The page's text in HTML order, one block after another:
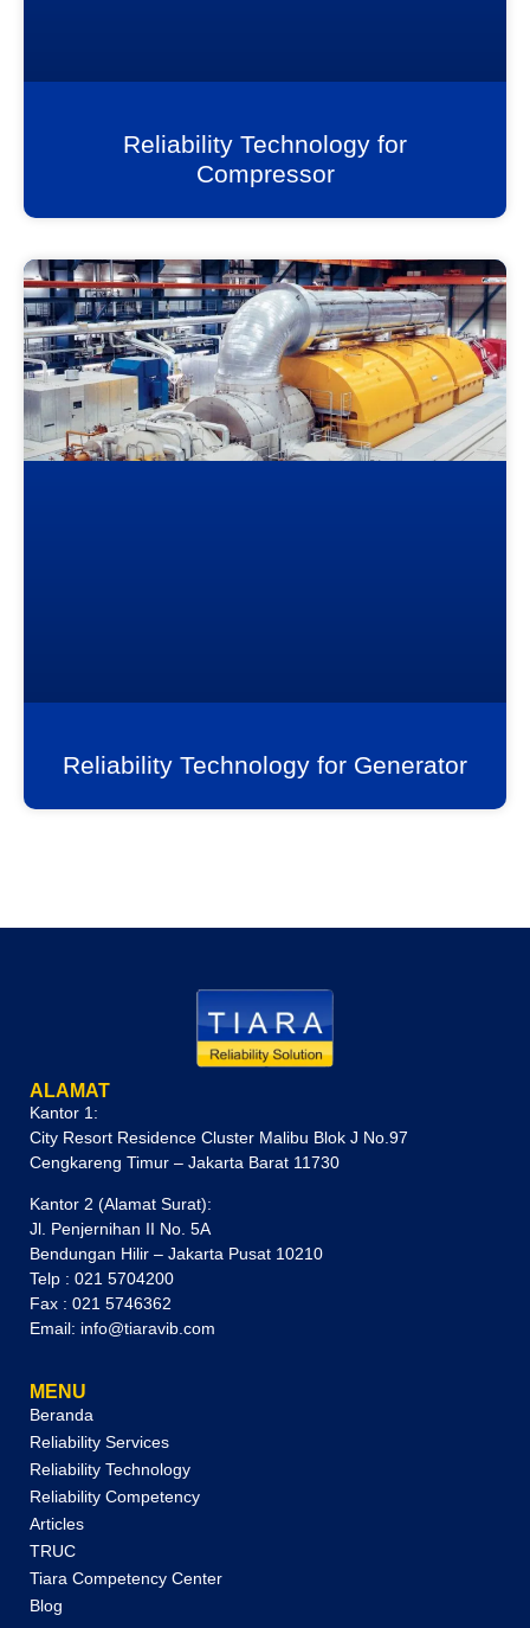
Reliability Technology for
Compressor
Reliability Technology for Generator
ALAMAT
Kantor 1:
City Resort Residence Cluster Malibu Blok J No.97
Cengkareng Timur – Jakarta Barat 11730
Kantor 2 (Alamat Surat):
Jl. Penjernihan II No. 5A
Bendungan Hilir – Jakarta Pusat 10210
Telp : 021 5704200
Fax : 021 5746362
Email: info@tiaravib.com
MENU
Beranda
Reliability Services
Reliability Technology
Reliability Competency
Articles
TRUC
Tiara Competency Center
Blog